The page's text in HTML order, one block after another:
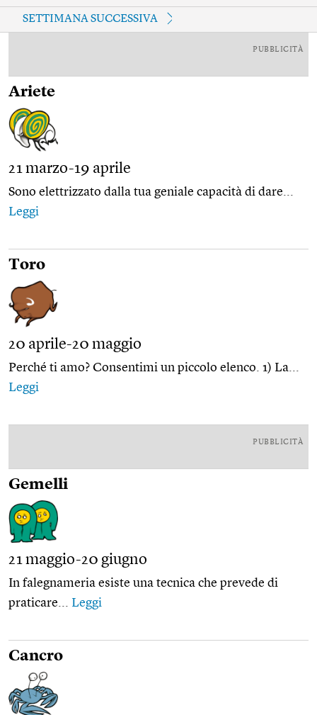
SETTIMANA SUCCESSIVA
PUBBLICITÀ
Ariete
21 marzo-19 aprile
Sono elettrizzato dalla tua geniale capacità di dare...
Leggi
Toro
20 aprile-20 maggio
Perché ti amo? Consentimi un piccolo elenco. 1) La...
Leggi
PUBBLICITÀ
Gemelli
21 maggio-20 giugno
In falegnameria esiste una tecnica che prevede di
praticare... Leggi
Cancro